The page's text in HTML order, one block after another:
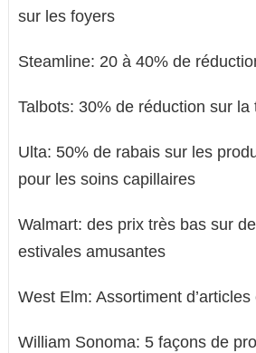
sur les foyers
Steamline: 20 à 40% de
Talbots: 30% de réduction sur la
Ulta: 50% de rabais sur les
pour les soins capillaires
Walmart: des prix très bas sur
estivales amusantes
West Elm: Assortiment
William Sonoma: 5 façons de